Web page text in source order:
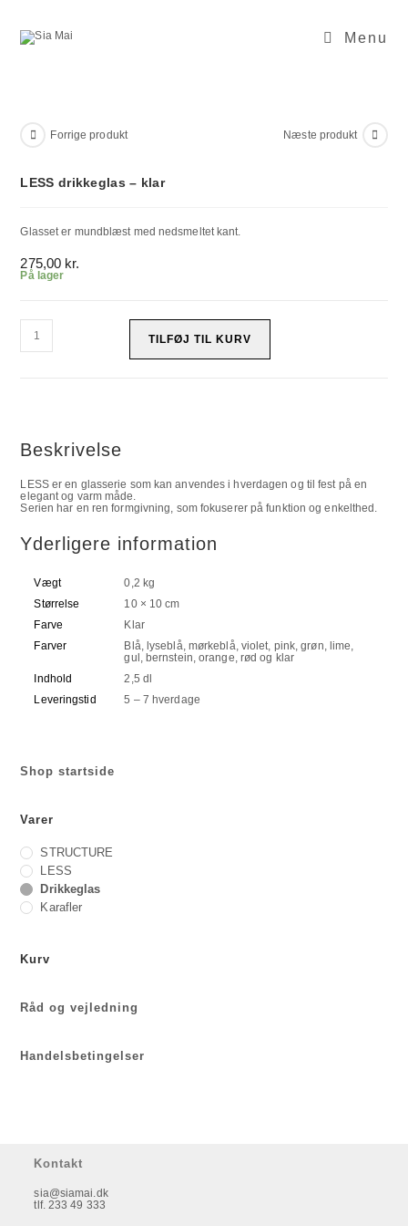
content
Menu
Forrige produkt Næste produkt
LESS drikkeglas – klar
Glasset er mundblæst med nedsmeltet kant.
275,00 kr.
På lager
LESS
drikkeglas
-
TILFØJ TIL KURV
Beskrivelse
LESS er en glasserie som kan anvendes i hverdagen og til fest på en
elegant og varm måde.
Serien har en ren formgivning, som fokuserer på funktion og enkelthed.
Yderligere information
Vægt
0,2 kg
Størrelse
10 × 10 cm
Farve
Klar
Farver
Blå, lyseblå, mørkeblå, violet, pink, grøn, lime,
gul, bernstein, orange, rød og klar
Indhold
2,5 dl
Leveringstid
5 – 7 hverdage
Shop startside
Varer
STRUCTURE
LESS
Drikkeglas
Karafler
Kurv
Råd og vejledning
Handelsbetingelser
Kontakt
sia@siamai.dk
tlf. 233 49 333